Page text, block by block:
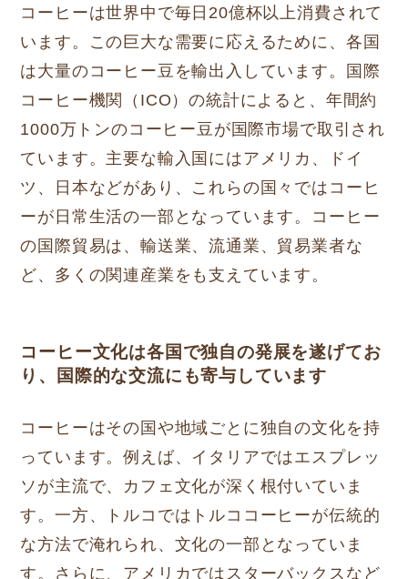
コーヒーは世界中で毎日20億杯以上消費されて
います。この巨大な需要に応えるために、各国
は大量のコーヒー豆を輸出入しています。国際
コーヒー機関（ICO）の統計によると、年間約
1000万トンのコーヒー豆が国際市場で取引され
ています。主要な輸入国にはアメリカ、ドイ
ツ、日本などがあり、これらの国々ではコーヒ
ーが日常生活の一部となっています。コーヒー
の国際貿易は、輸送業、流通業、貿易業者な
ど、多くの関連産業をも支えています。
コーヒー文化は各国で独自の発展を遂げてお
り、国際的な交流にも寄与しています
コーヒーはその国や地域ごとに独自の文化を持
っています。例えば、イタリアではエスプレッ
ソが主流で、カフェ文化が深く根付いていま
す。一方、トルコではトルココーヒーが伝統的
な方法で淹れられ、文化の一部となっていま
す。さらに、アメリカではスターバックスなど